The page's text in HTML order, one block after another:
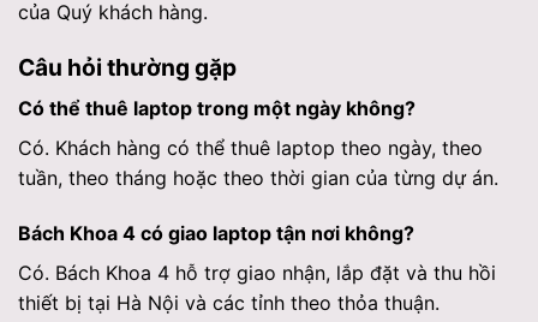
của Quý khách hàng.
Câu hỏi thường gặp
Có thể thuê laptop trong một ngày không?
Có. Khách hàng có thể thuê laptop theo ngày, theo
tuần, theo tháng hoặc theo thời gian của từng dự án.
Bách Khoa 4 có giao laptop tận nơi không?
Có. Bách Khoa 4 hỗ trợ giao nhận, lắp đặt và thu hồi
thiết bị tại Hà Nội và các tỉnh theo thỏa thuận.